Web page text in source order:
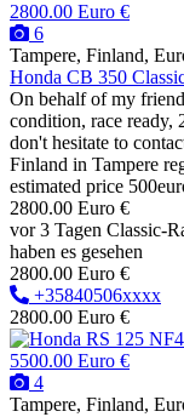
2800.00 Euro €
6
Tampere, Finland,
Honda CB 350
On behalf of my
condition, race ready,
don't hesitate to
Finland in Tampere
estimated price
2800.00 Euro €
vor 3 Tagen Classic-
haben es gesehen
2800.00 Euro €
+35840506xxxx
2800.00 Euro €
5500.00 Euro €
4
Tampere, Finland,